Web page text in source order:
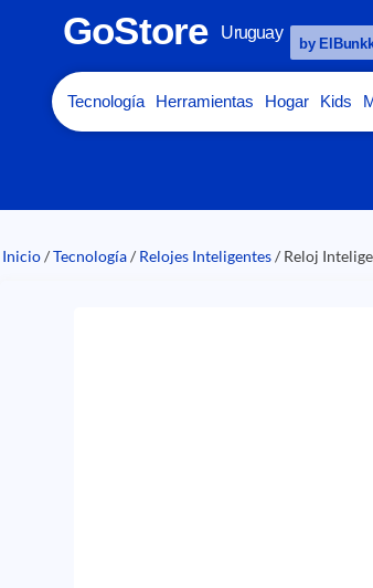
GoStore Uruguay
by
Tecnología Herramientas Hogar Kids
Inicio/Tecnología/ Relojes Inteligentes/ Reloj